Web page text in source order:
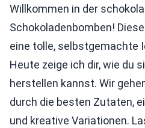
Willkommen in der
Schokoladenbomben!
eine tolle, selbstgemachte
Heute zeige ich dir, wie du
herstellen kannst. Wir
durch die besten Zutaten,
und kreative Variationen.